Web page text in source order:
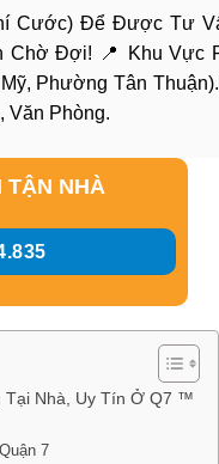
Cước) Để Được Tư
Chờ Đợi! 📍 Khu Vực
Phường Tân
Văn Phòng.
TẬN NHÀ
Tại Nhà, Uy Tín Ở Q7 ™
7